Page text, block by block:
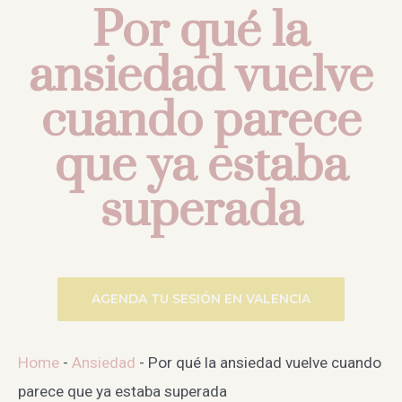
Por qué la
ansiedad vuelve
cuando parece
que ya estaba
superada
AGENDA TU SESIÓN EN VALENCIA
Home - Ansiedad - Por qué la ansiedad vuelve cuando
parece que ya estaba superada